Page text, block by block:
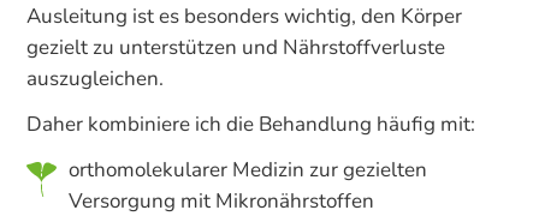
Ausleitung ist es besonders wichtig, den Körper
gezielt zu unterstützen und Nährstoffverluste
auszugleichen.
Daher kombiniere ich die Behandlung häufig mit:
orthomolekularer Medizin zur gezielten
Versorgung mit Mikronährstoffen